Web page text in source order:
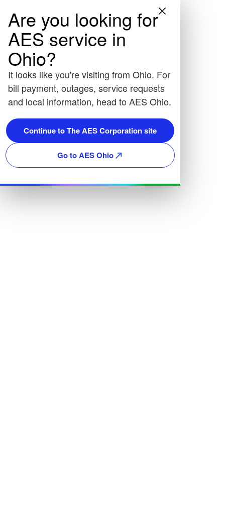
Are you looking for
AES service in
Ohio?
It looks like you're visiting from Ohio. For
bill payment, outages, service requests
and local information, head to AES Ohio.
Continue to The AES Corporation site
Go to AES Ohio